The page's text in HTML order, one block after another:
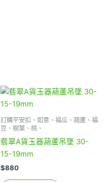
訂購平安扣、如意、福瓜、葫蘆、福
豆、樹葉、桃、
翡翠A貨玉器葫蘆吊墜 30-
15-19mm
$880